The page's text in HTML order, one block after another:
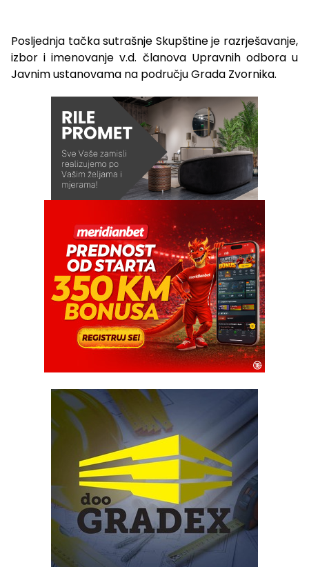
Posljednja tačka sutrašnje Skupštine je razrješavanje,
izbor i imenovanje v.d. članova Upravnih odbora u
Javnim ustanovama na području Grada Zvornika.